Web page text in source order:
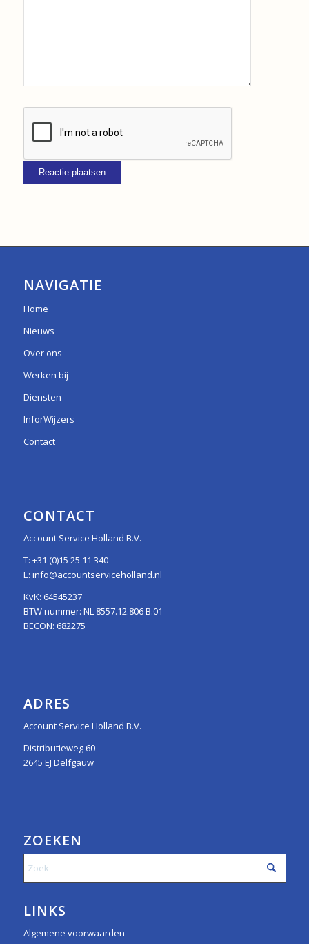
NAVIGATIE
Home
Nieuws
Over ons
Werken bij
Diensten
InforWijzers
Contact
CONTACT
Account Service Holland B.V.
T: +31 (0)15 25 11 340
E: info@accountserviceholland.nl
KvK: 64545237
BTW nummer: NL 8557.12.806 B.01
BECON: 682275
ADRES
Account Service Holland B.V.
Distributieweg 60
2645 EJ Delfgauw
ZOEKEN
LINKS
Algemene voorwaarden